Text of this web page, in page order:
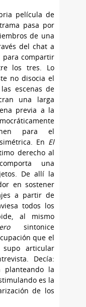
película de
pasa por
de una
del chat a
para compartir
los tres. Lo
no disocia el
escenas de
una larga
previa a la
para el
En El
derecho al
una
De allí la
en sostener
a partir de
todos los
al mismo
sintonice
que el
supo articular
Decía:
planteando la
es la
de los